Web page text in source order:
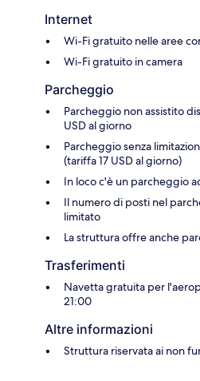
Internet
Wi-Fi gratuito nelle aree
Wi-Fi gratuito in camera
Parcheggio
Parcheggio non assistito
USD al giorno
Parcheggio senza
(tariffa 17 USD al giorno)
In loco c'è un parcheggio
Il numero di posti nel
limitato
La struttura offre anche
Trasferimenti
Navetta gratuita per
21:00
Altre informazioni
Struttura riservata ai non